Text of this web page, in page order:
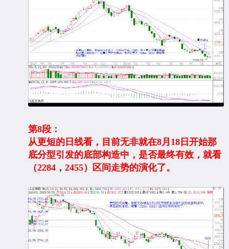
第8段：
从更短的日线看，目前无非就在8月18日开始那
底分型引发的底部构造中，是否最终有效，就看
（2284，2455）区间走势的演化了。